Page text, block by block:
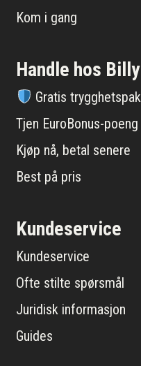
Kom i gang
Handle hos Billy
Gratis
Tjen EuroBonus-poeng
Kjøp nå, betal senere
Best på pris
Kundeservice
Kundeservice
Ofte stilte spørsmål
Juridisk informasjon
Guides